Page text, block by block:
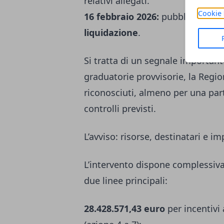
Cookie
16 febbraio 2026: pubblicati i
liquidazione.
Si tratta di un segnale
graduatorie provvisorie, la
riconosciuti, almeno per una
controlli previsti.
L’avviso: risorse, destinatari e
L’intervento dispone
due linee principali:
28.428.571,43 euro per incentivi